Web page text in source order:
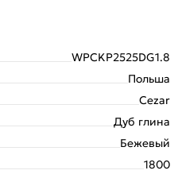
WPCKP2525DG1.8
Польша
Cezar
Дуб глина
Бежевый
1800